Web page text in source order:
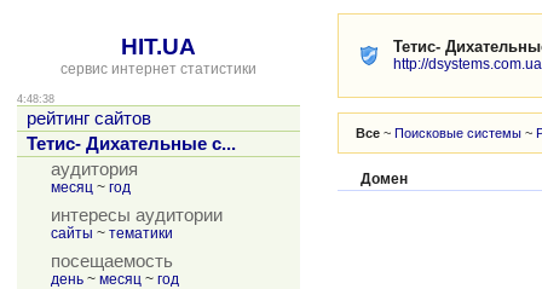
HIT.UA
сервис интернет статистики
4:48:38
рейтинг сайтов
Тетис- Дихательные с...
аудитория
месяц ~ год
интересы аудитории
сайты ~ тематики
посещаемость
день ~ месяц ~ год
Тетис-
http://
Все ~ Поисковые системы ~
Домен